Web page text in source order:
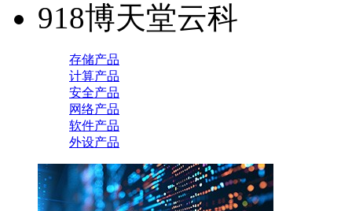
918博天堂云科
存储产品
计算产品
安全产品
网络产品
软件产品
外设产品